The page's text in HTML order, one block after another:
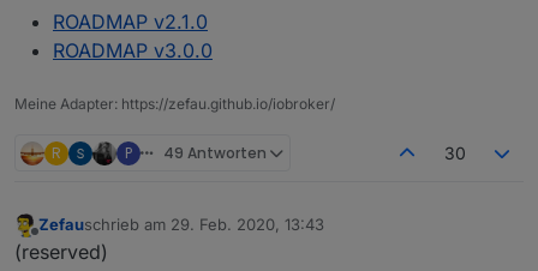
ROADMAP v2.1.0
ROADMAP v3.0.0
Meine Adapter: https://zefau.github.io/iobroker/
R P 49 Antworten 30
Zefauschrieb am 29. Feb. 2020, 13:43
zuletzt editiert von
(reserved)